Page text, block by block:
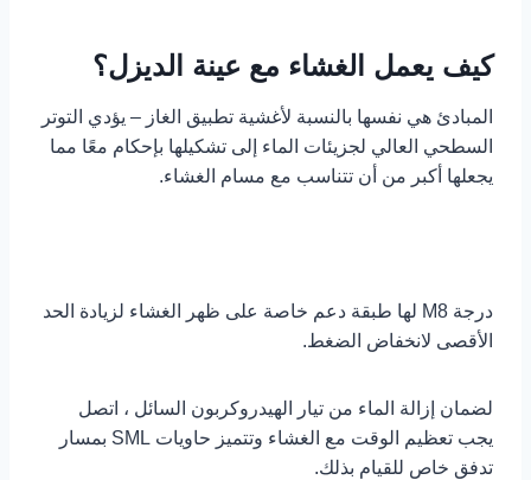
كيف يعمل الغشاء مع عينة الديزل؟
المبادئ هي نفسها بالنسبة لأغشية تطبيق الغاز – يؤدي التوتر
السطحي العالي لجزيئات الماء إلى تشكيلها بإحكام معًا مما
يجعلها أكبر من أن تتناسب مع مسام الغشاء.
درجة M8 لها طبقة دعم خاصة على ظهر الغشاء لزيادة الحد
الأقصى لانخفاض الضغط.
لضمان إزالة الماء من تيار الهيدروكربون السائل ، اتصل
يجب تعظيم الوقت مع الغشاء وتتميز حاويات SML بمسار
تدفق خاص للقيام بذلك.